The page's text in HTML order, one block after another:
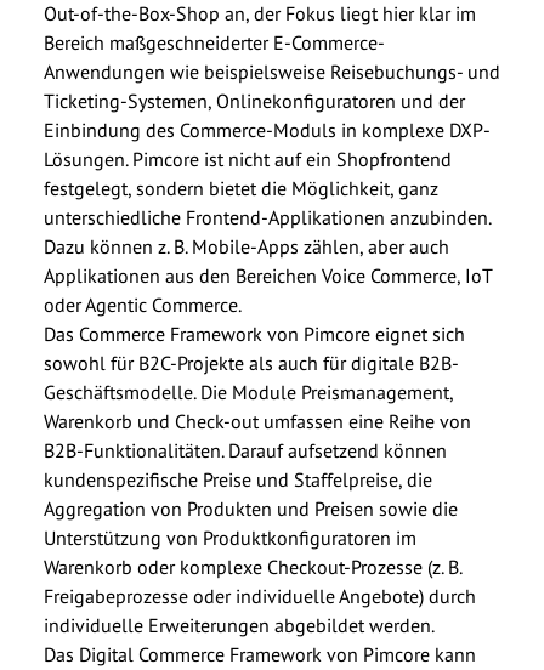
Out-of-the-Box-Shop an, der Fokus liegt hier klar im
Bereich maßgeschneiderter E-Commerce-
Anwendungen wie beispielsweise Reisebuchungs- und
Ticketing-Systemen, Onlinekonfiguratoren und der
Einbindung des Commerce-Moduls in komplexe DXP-
Lösungen. Pimcore ist nicht auf ein Shopfrontend
festgelegt, sondern bietet die Möglichkeit, ganz
unterschiedliche Frontend-Applikationen anzubinden.
Dazu können z. B. Mobile-Apps zählen, aber auch
Applikationen aus den Bereichen Voice Commerce, IoT
oder Agentic Commerce.
Das Commerce Framework von Pimcore eignet sich
sowohl für B2C-Projekte als auch für digitale B2B-
Geschäftsmodelle. Die Module Preismanagement,
Warenkorb und Check-out umfassen eine Reihe von
B2B-Funktionalitäten. Darauf aufsetzend können
kundenspezifische Preise und Staffelpreise, die
Aggregation von Produkten und Preisen sowie die
Unterstützung von Produktkonfiguratoren im
Warenkorb oder komplexe Checkout-Prozesse (z. B.
Freigabeprozesse oder individuelle Angebote) durch
individuelle Erweiterungen abgebildet werden.
Das Digital Commerce Framework von Pimcore kann